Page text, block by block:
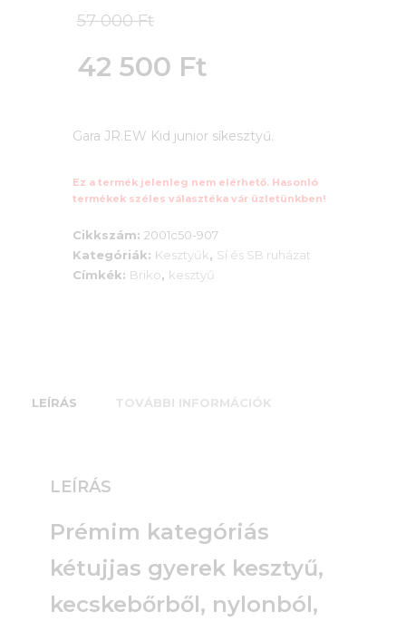
57 000Ft
price
57
42 500 Ft
price
is:
500 Ft.
Gara JR.EW Kid junior síkesztyű.
Ez a termék jelenleg nem elérhető. Hasonló
termékek széles választéka vár üzletünkben!
Cikkszám: 2001c50-907
Kategóriák: Kesztyűk, Sí és SB ruházat
Címkék: Briko, kesztyű
LEÍRÁS TOVÁBBI INFORMÁCIÓK
LEÍRÁS
Prémim kategóriás
kétujjas gyerek kesztyű,
kecskebőrből, nylonból,